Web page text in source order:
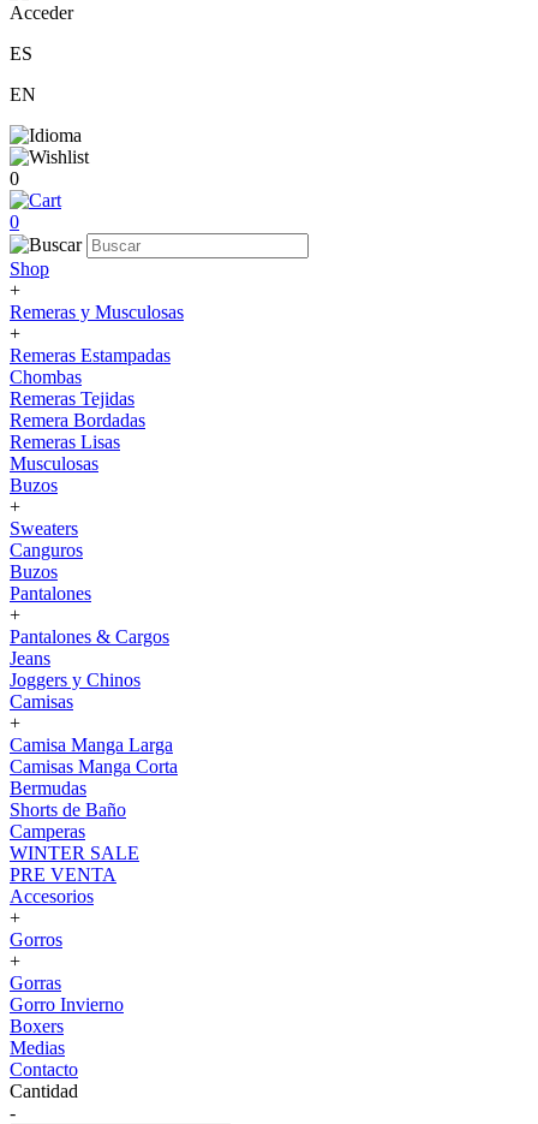
Acceder
ES
EN
0
0
Shop
+
Remeras y Musculosas
+
Remeras Estampadas
Chombas
Remeras Tejidas
Remera Bordadas
Remeras Lisas
Musculosas
Buzos
+
Sweaters
Canguros
Buzos
Pantalones
+
Pantalones & Cargos
Jeans
Joggers y Chinos
Camisas
+
Camisa Manga Larga
Camisas Manga Corta
Bermudas
Shorts de Baño
Camperas
WINTER SALE
PRE VENTA
Accesorios
+
Gorros
+
Gorras
Gorro Invierno
Boxers
Medias
Contacto
Cantidad
-